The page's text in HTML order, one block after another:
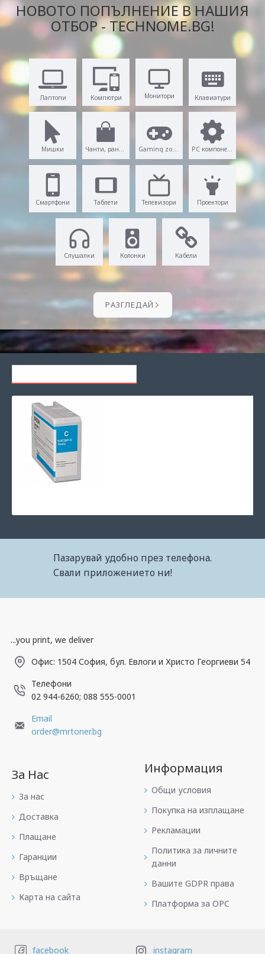
НОВОТО ПОПЪЛНЕНИЕ В НАШИЯ
ОТБОР - TECHNOME.BG!
Лаптопи Компютри Монитори Клавиатури
Мишки Чанти, раници Gaming zone PC компоненти
Смартфони Таблети Телевизори Проектори
Слушалки Колонки Кабели
PАЗГЛЕДАЙ
Пазарувай удобно през телефона.
Свали приложението ни!
...you print, we deliver
Офис: 1504 София, бул. Евлоги и Христо Георгиеви 54
Телефони
02 944-6260; 088 555-0001
Email
order@mrtoner.bg
За Нас
За нас
Доставка
Плащане
Гаранции
Връщане
Карта на сайта
Информация
Общи условия
Покупка на изплащане
Рекламации
Политика за личните
данни
Вашите GDPR права
Платформа за OPC
facebook instagram